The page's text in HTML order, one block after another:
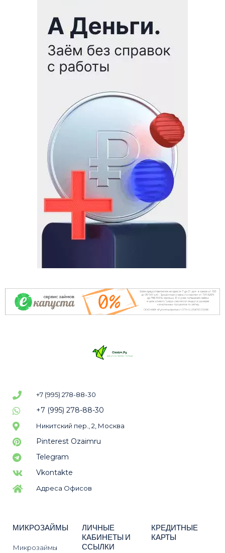
+7 (995) 278-88-30
+7 (995) 278-88-30
Никитский пер., 2, Москва
Pinterest Ozaimru
Telegram
Vkontakte
Адреса Офисов
МИКРОЗАЙМЫ
Микрозаймы
ЛИЧНЫЕ
КАБИНЕТЫ И
ССЫЛКИ
КРЕДИТНЫЕ
КАРТЫ